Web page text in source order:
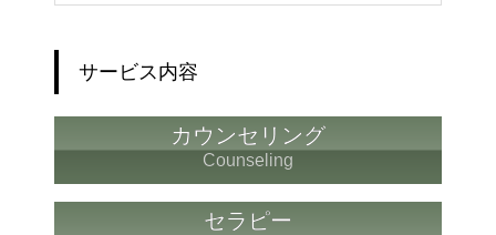
サービス内容
カウンセリング
Counseling
セラピー